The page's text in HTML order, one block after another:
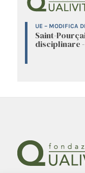
UE – MODIFICA
Saint-
disciplinare -